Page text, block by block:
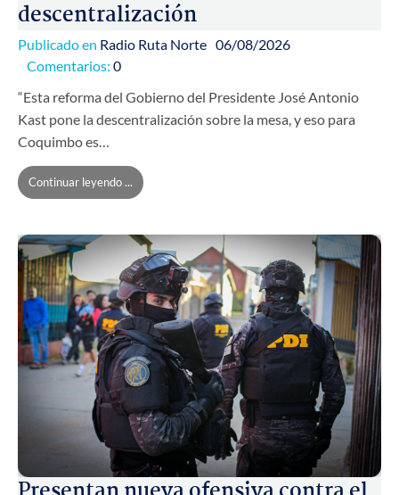
descentralización
Publicado en Radio Ruta Norte 06/08/2026
Comentarios: 0
“Esta reforma del Gobierno del Presidente José Antonio
Kast pone la descentralización sobre la mesa, y eso para
Coquimbo es…
Continuar leyendo ...